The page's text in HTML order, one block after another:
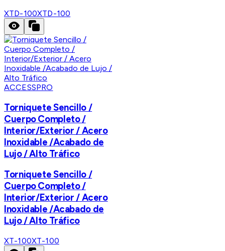
XTD-100XTD-100
ACCESSPRO
Torniquete Sencillo /
Cuerpo Completo /
Interior/Exterior / Acero
Inoxidable /Acabado de
Lujo / Alto Tráfico
Torniquete Sencillo /
Cuerpo Completo /
Interior/Exterior / Acero
Inoxidable /Acabado de
Lujo / Alto Tráfico
XT-100XT-100